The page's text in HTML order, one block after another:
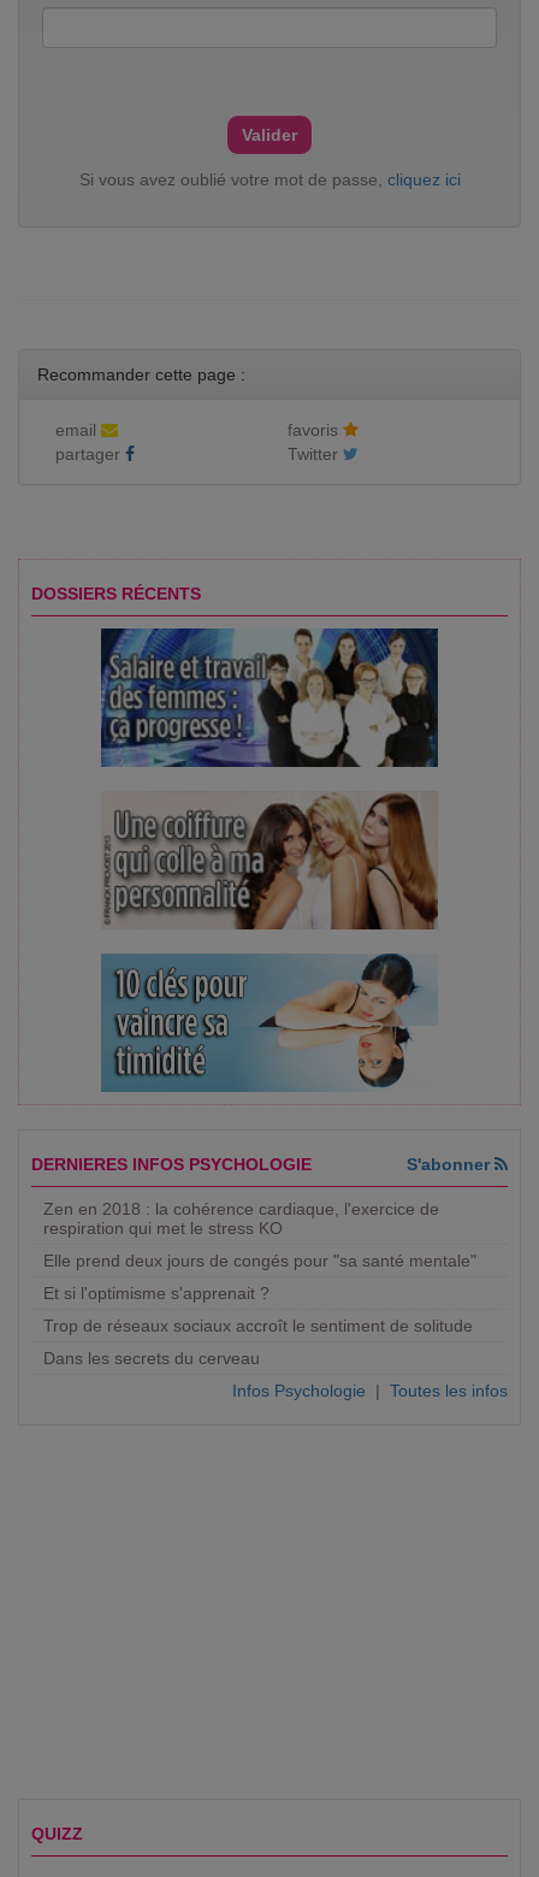
Si vous avez oublié votre mot de passe, cliquez ici
Recommander cette page :
email
favoris
partager
Twitter
DOSSIERS RÉCENTS
DERNIERES INFOS PSYCHOLOGIE S'abonner
Zen en 2018 : la cohérence cardiaque, l'exercice de
respiration qui met le stress KO
Elle prend deux jours de congés pour "sa santé mentale"
Et si l'optimisme s'apprenait ?
Trop de réseaux sociaux accroît le sentiment de solitude
Dans les secrets du cerveau
Infos Psychologie | Toutes les infos
QUIZZ